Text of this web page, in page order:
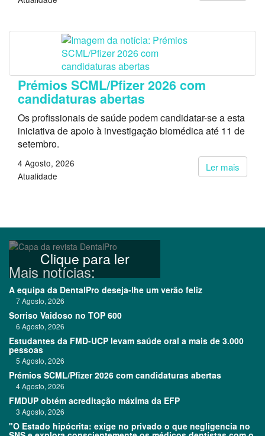
Prémios SCML/Pfizer 2026 com
candidaturas abertas
Os profissionais de saúde podem candidatar-se a esta
iniciativa de apoio à investigação biomédica até 11 de
setembro.
Ler mais
4 Agosto, 2026
Atualidade
Clique para ler
Mais notícias:
A equipa da DentalPro deseja-lhe um verão feliz
7 Agosto, 2026
Sorriso Vaidoso no TOP 600
6 Agosto, 2026
Estudantes da FMD-UCP levam saúde oral a mais de 3.000
pessoas
5 Agosto, 2026
Prémios SCML/Pfizer 2026 com candidaturas abertas
4 Agosto, 2026
FMDUP obtém acreditação máxima da EFP
3 Agosto, 2026
"O Estado hipócrita: exige no privado o que negligencia no